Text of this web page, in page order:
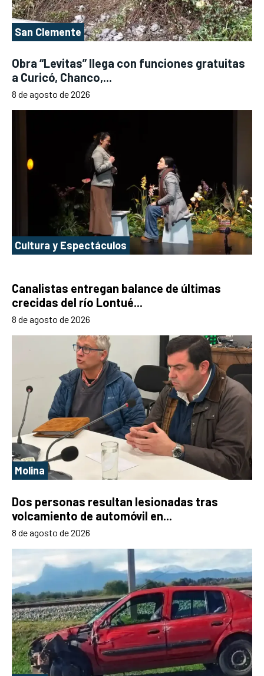
San Clemente
Obra “Levitas” llega con funciones gratuitas
a Curicó, Chanco,...
8 de agosto de 2026
Cultura y Espectáculos
Canalistas entregan balance de últimas
crecidas del río Lontué...
8 de agosto de 2026
Molina
Dos personas resultan lesionadas tras
volcamiento de automóvil en...
8 de agosto de 2026